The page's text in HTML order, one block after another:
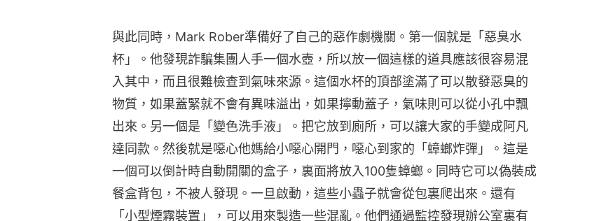
與此同時，Mark Rober準備好了自己的惡作劇機關。第一個就是「惡臭水
杯」。他發現詐騙集團人手一個水壺，所以放一個這樣的道具應該很容易混
入其中，而且很難檢查到氣味來源。這個水杯的頂部塗滿了可以散發惡臭的
物質，如果蓋緊就不會有異味溢出，如果擰動蓋子，氣味則可以從小孔中飄
出來。另一個是「變色洗手液」。把它放到廁所，可以讓大家的手變成阿凡
達同款。然後就是噁心他媽給小噁心開門，噁心到家的「蟑螂炸彈」。這是
一個可以倒計時自動開關的盒子，裏面將放入100隻蟑螂。同時它可以偽裝成
餐盒背包，不被人發現。一旦啟動，這些小蟲子就會從包裏爬出來。還有
「小型煙霧裝置」，可以用來製造一些混亂。他們通過監控發現辦公室裏有